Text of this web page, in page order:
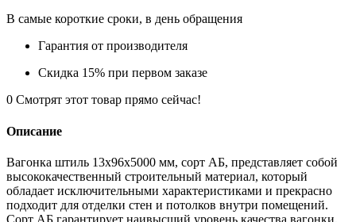
В самые короткие сроки, в день обращения
Гарантия от производителя
Скидка 15% при первом заказе
0 Смотрят этот товар прямо сейчас!
Описание
Вагонка штиль 13х96х5000 мм, сорт АБ, представляет собой
высококачественный строительный материал, который
обладает исключительными характеристиками и прекрасно
подходит для отделки стен и потолков внутри помещений.
Сорт АБ гарантирует наивысший уровень качества вагонки,